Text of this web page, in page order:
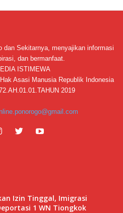
dan Sekitarnya, menyajikan informasi
dan bermanfaat.
ISTIMEWA
Asasi Manusia Republik Indonesia
2019
Izin Tinggal, Imigrasi
1 WN Tiongkok